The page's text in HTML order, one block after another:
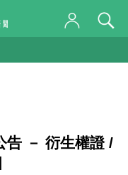
告 － 衍生權證 /